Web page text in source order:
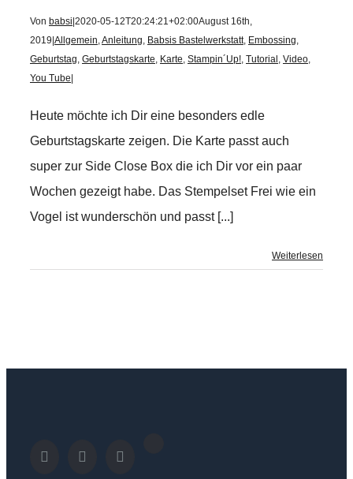
Von babsi 2020-05-12T20:24:21+02:00August 16th,
2019 Allgemein,Anleitung, Babsis Bastelwerkstatt, Embossing,
Geburtstag, Geburtstagskarte, Karte, Stampin´Up!, Tutorial , Video,
You Tube
Heute möchte ich Dir eine besonders edle
Geburtstagskarte zeigen. Die Karte passt auch
super zur Side Close Box die ich Dir vor ein paar
Wochen gezeigt habe. Das Stempelset Frei wie ein
Vogel ist wunderschön und passt [...]
Weiterlesen